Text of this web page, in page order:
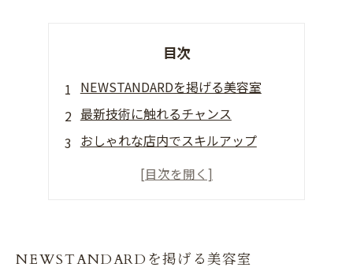
目次
NEWSTANDARDを掲げる美容室
最新技術に触れるチャンス
おしゃれな店内でスキルアップ
美容師講師の洗練されたテクニック
NEWSTANDARDを掲げる美容室